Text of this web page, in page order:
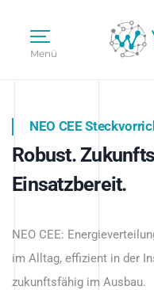
Menü
NEO CEE
Robust.
Einsatzbereit.
NEO CEE:
im Alltag, effizient in der
zukunftsfähig im Ausbau.
Intelligenz trifft
Anwendungen – robust,
zukunftsfähig.